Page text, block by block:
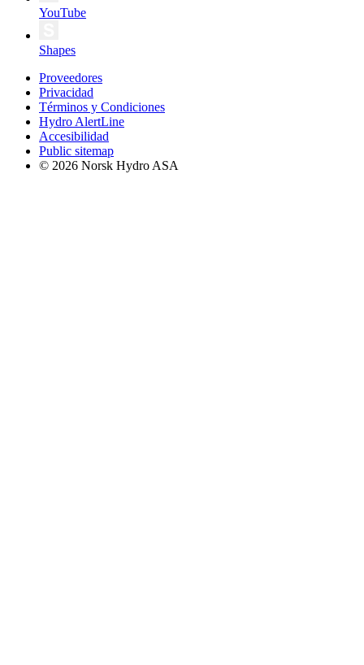
YouTube
Shapes
Proveedores
Privacidad
Términos y Condiciones
Hydro AlertLine
Accesibilidad
Public sitemap
© 2026 Norsk Hydro ASA